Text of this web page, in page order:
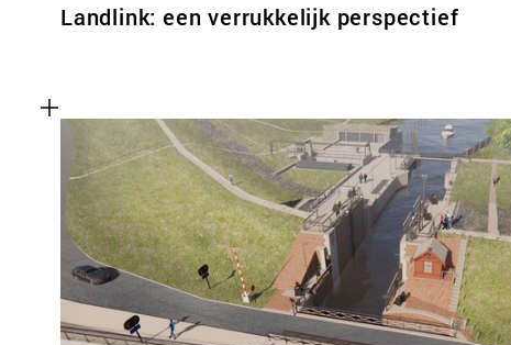
Landlink: een verrukkelijk perspectief